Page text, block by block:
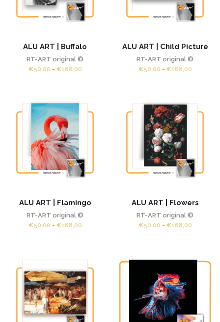
ALU ART | Buffalo
RT-ART original ©
€50,00 - €168,00Prijsklasse:
ALU ART | Child Picture
RT-ART original ©
€50,00 - €168,00
ALU ART | Flamingo
RT-ART original ©
€50,00 - €168,00Prijsklasse:
ALU ART | Flowers
RT-ART original ©
€50,00 - €168,00